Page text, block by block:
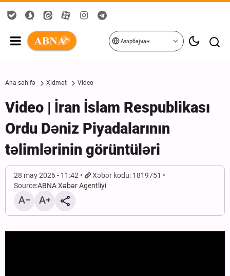
Азәрбајҹан
Ana səhifə Xidmət Video
Video | İran İslam Respublikası
Ordu Dəniz Piyadalarının
təlimlərinin görüntüləri
28 may 2026 - 11:42
Xəbər kodu: 1819751
Source:ABNA Xəbər Agentliyi